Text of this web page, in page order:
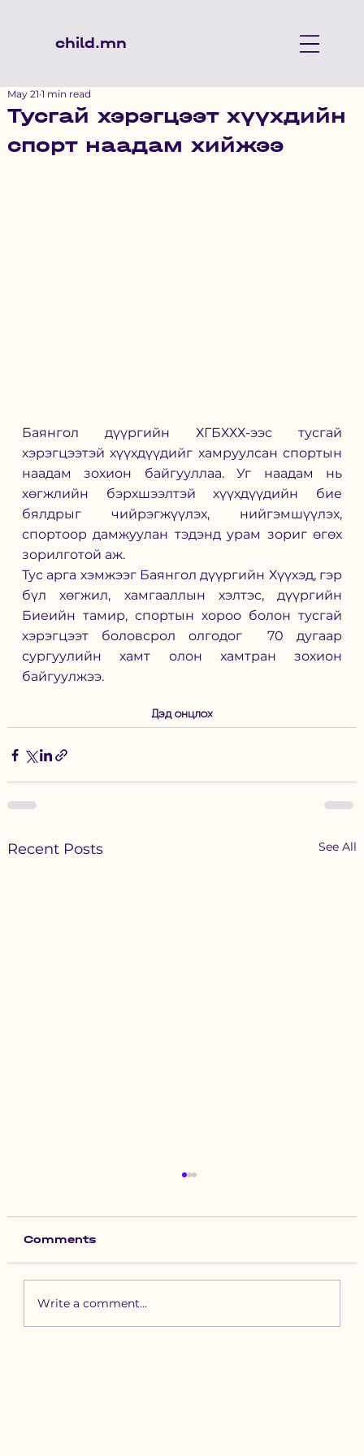
child.mn
Тусгай хэрэгцээт хүүхдийн
спорт наадам хийжээ
May 21 1 min read
Баянгол дүүргийн ХГБХХХ-ээс тусгай
хэрэгцээтэй хүүхдүүдийг хамруулсан спортын
наадам зохион байгууллаа. Уг наадам нь
хөгжлийн бэрхшээлтэй хүүхдүүдийн бие
бялдрыг чийрэгжүүлэх, нийгэмшүүлэх,
спортоор дамжуулан тэдэнд урам зориг өгөх
зорилготой аж.
Тус арга хэмжээг Баянгол дүүргийн Хүүхэд, гэр
бүл хөгжил, хамгааллын хэлтэс, дүүргийн
Биеийн тамир, спортын хороо болон тусгай
хэрэгцээт боловсрол олгодог  70 дугаар
сургуулийн хамт олон хамтран зохион
байгуулжээ.
Дэд онцлох
Recent Posts See All
Comments
Write a comment...